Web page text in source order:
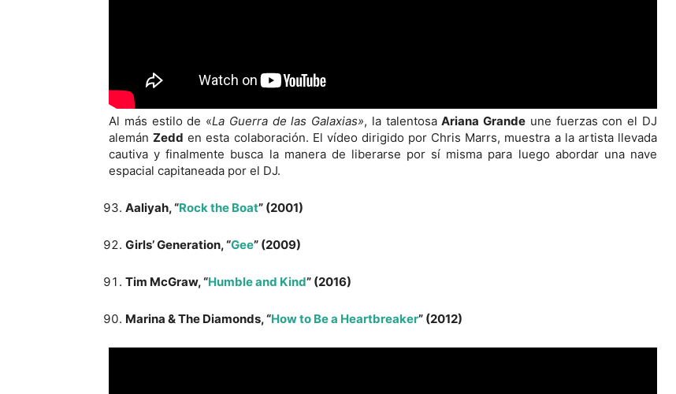
Al más estilo de «La Guerra de las Galaxias», la talentosaAriana Grande une fuerzas con el DJ
alemánZedd en esta colaboración. El vídeo dirigido por Chris Marrs, muestra a la artista llevada
cautiva y finalmente busca la manera de liberarse por sí misma para luego abordar una nave
espacial capitaneada por el DJ.
Aaliyah, “Rock the Boat” (2001)
Girls’ Generation, “Gee” (2009)
Tim McGraw, “Humble and Kind” (2016)
Marina & The Diamonds, “How to Be a Heartbreaker” (2012)